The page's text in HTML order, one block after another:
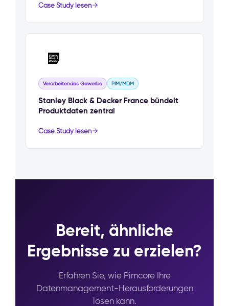
Case Study lesen
Verarbeitendes Gewerbe PIM/MDM
Stanley Black & Decker France bündelt
Produktdaten zentral
Case Study lesen
Bereit, ähnliche
Ergebnisse zu erzielen?
Erfahren Sie, wie Pimcore Ihre
Datenmanagement-Herausforderungen
lösen kann.